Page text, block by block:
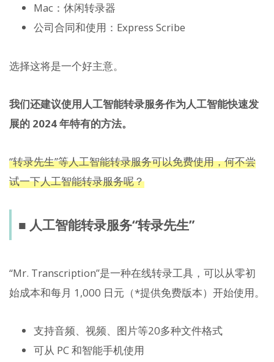
Mac：休闲转录器
公司合同和使用：Express Scribe
选择这将是一个好主意。
我们还建议使用人工智能转录服务作为人工智能快速发
展的 2024 年特有的方法。
“转录先生”等人工智能转录服务可以免费使用，何不尝
试一下人工智能转录服务呢？
■ 人工智能转录服务“转录先生”
“Mr. Transcription”是一种在线转录工具，可以从零初
始成本和每月 1,000 日元（*提供免费版本）开始使用。
支持音频、视频、图片等20多种文件格式
可从 PC 和智能手机使用